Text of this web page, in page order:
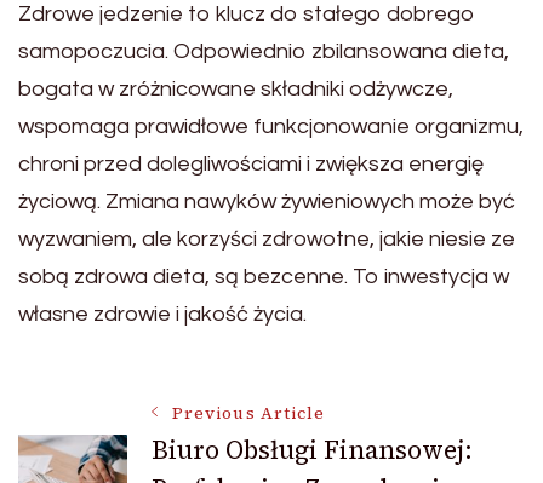
Zdrowe jedzenie to klucz do stałego dobrego
samopoczucia. Odpowiednio zbilansowana dieta,
bogata w zróżnicowane składniki odżywcze,
wspomaga prawidłowe funkcjonowanie organizmu,
chroni przed dolegliwościami i zwiększa energię
życiową. Zmiana nawyków żywieniowych może być
wyzwaniem, ale korzyści zdrowotne, jakie niesie ze
sobą zdrowa dieta, są bezcenne. To inwestycja w
własne zdrowie i jakość życia.
Post
Previous Article
Biuro Obsługi Finansowej: